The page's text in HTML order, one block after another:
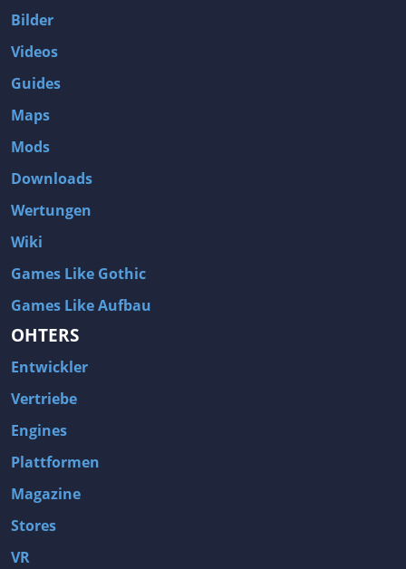
Bilder
Videos
Guides
Maps
Mods
Downloads
Wertungen
Wiki
Games Like Gothic
Games Like Aufbau
OHTERS
Entwickler
Vertriebe
Engines
Plattformen
Magazine
Stores
VR